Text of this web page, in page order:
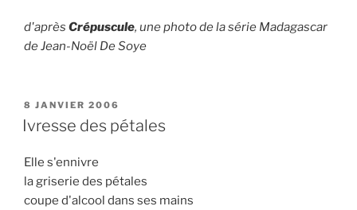
d'après Crépuscule, une photo de la série Madagascar
de Jean-Noël De Soye
PUBLIÉ
LE
8 JANVIER 2006
Ivresse des pétales
Elle s'ennivre
la griserie des pétales
coupe d'alcool dans ses mains